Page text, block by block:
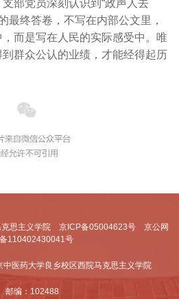
部党员深刻认识到“政声人去
最终答卷，不写在内部公文里，
而是写在人民的实际感受中。唯
群众公认的业绩，才能经得起历
克思主义学院 京ICP备05004623号 京公网
110402430041号
医药大学良乡校区西院马克思主义学院
邮编：102488